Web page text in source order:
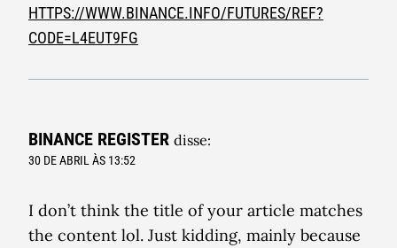
HTTPS://WWW.BINANCE.INFO/FUTURES/REF?
CODE=L4EUT9FG
BINANCE REGISTER disse:
30 DE ABRIL ÀS 13:52
I don’t think the title of your article matches
the content lol. Just kidding, mainly because